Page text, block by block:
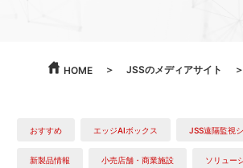
HOME JSSのメディアサイト
おすすめ エッジAIボックス JSS遠隔監視
新製品情報 小売店舗・商業施設 ソリュー